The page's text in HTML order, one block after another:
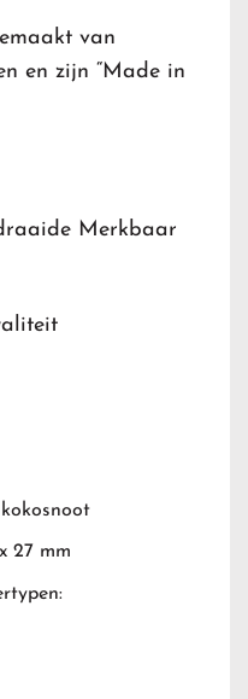
van
en zijn “Made in
Merkbaar
27 mm